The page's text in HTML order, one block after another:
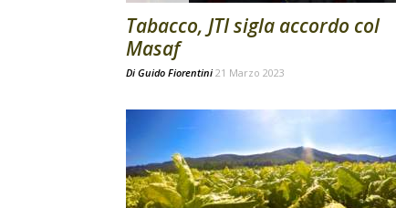
Tabacco, JTI sigla accordo col
Masaf
Di Guido Fiorentini 21 Marzo 2023